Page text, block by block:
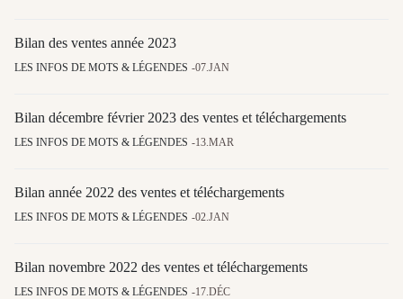
Bilan des ventes année 2023
LES INFOS DE MOTS & LÉGENDES 07.JAN
Bilan décembre février 2023 des ventes et téléchargements
LES INFOS DE MOTS & LÉGENDES 13.MAR
Bilan année 2022 des ventes et téléchargements
LES INFOS DE MOTS & LÉGENDES 02.JAN
Bilan novembre 2022 des ventes et téléchargements
LES INFOS DE MOTS & LÉGENDES 17.DÉC